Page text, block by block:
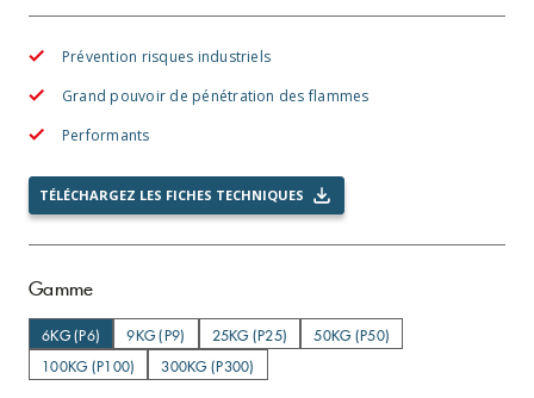
Prévention risques industriels
Grand pouvoir de pénétration des flammes
Performants
TÉLÉCHARGEZ LES FICHES TECHNIQUES
Gamme
6KG (P6) 9KG (P9) 25KG (P25) 50KG (P50)
100KG (P100) 300KG (P300)